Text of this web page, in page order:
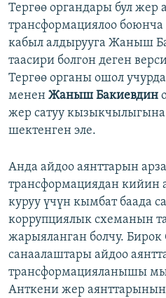
Тергөө органдары бул жер
трансформациялоо
кабыл алдырууга Жаныш
таасири болгон деген
Тергөө органы ошол учурда
менен Жаныш Бакиевдин
жер сатуу
шектенген эле.
Анда айдоо аянттарын
трансформациядан кийин
куруу үчүн кымбат баада
коррупциялык схеманын
жарыяланган болчу. Бирок
санаалаштары айдоо
трансформацияланышы
Анткени жер аянттарынын